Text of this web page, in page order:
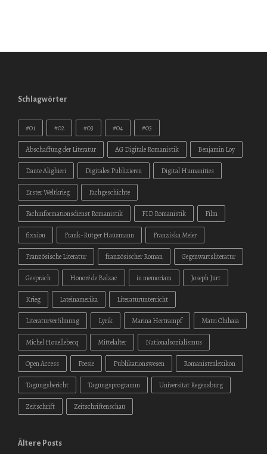
Schlagwörter
#01 #02 #03 #04 #05
Abschaffung der Literatur AG Digitale Romanistik Benjamin Loy
Dante Alighieri Digitales Publizieren Digital Humanities
Erster Weltkrieg Fachgeschichte
Fachinformationsdienst Romanistik FID Romanistik Film
fixxion Frank-Rutger Hausmann Franziska Meier
Französische Literatur französischer Roman Gegenwartsliteratur
Gespräch Honoré de Balzac in memoriam Joseph Jurt
Krieg Lateinamerika Literaturunterricht
Literaturverfilmung Lyrik Marina Hertrampf Matei Chihaia
Michel Houellebecq Mittelalter Nationalsozialismus
Open Access Poesie Publikationswesen Romanistenlexikon
Tagungsbericht Tagungsprogramm Universität Regensburg
Zeitschrift Zeitschriftenschau
Ältere Posts